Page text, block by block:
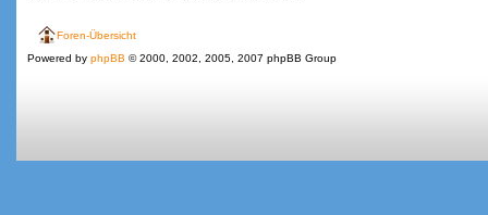
Foren-Übersicht
Powered by phpBB © 2000, 2002, 2005, 2007 phpBB Group